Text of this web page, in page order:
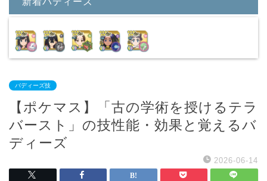
バディーズ技
【ポケマス】「古の学術を授けるテラ
バースト」の技性能・効果と覚えるバ
ディーズ
2026-06-14